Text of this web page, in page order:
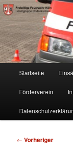
Zum
primären
Inhalt
springenFF Köln,
Freiwillige
Startseite
Förderverein
Beitragsnavigation
← Vorheriger